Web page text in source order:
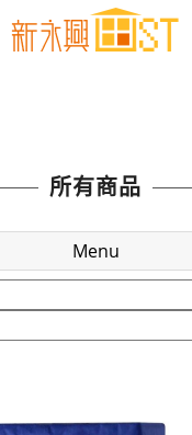
頂溪站 2 號出口】
無法加Line好友 請
LINE官方帳號
到永平路路口(樂
頂溪站 2 號出口】
所有商品
Menu